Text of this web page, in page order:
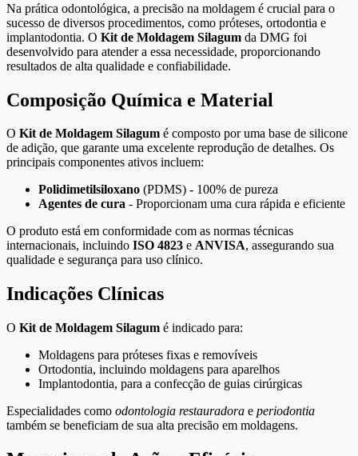
Na prática odontológica, a precisão na moldagem é crucial para o
sucesso de diversos procedimentos, como próteses, ortodontia e
implantodontia. O Kit de Moldagem Silagum da DMG foi
desenvolvido para atender a essa necessidade, proporcionando
resultados de alta qualidade e confiabilidade.
Composição Química e Material
O Kit de Moldagem Silagum é composto por uma base de silicone
de adição, que garante uma excelente reprodução de detalhes. Os
principais componentes ativos incluem:
Polidimetilsiloxano (PDMS) - 100% de pureza
Agentes de cura - Proporcionam uma cura rápida e eficiente
O produto está em conformidade com as normas técnicas
internacionais, incluindo ISO 4823 e ANVISA, assegurando sua
qualidade e segurança para uso clínico.
Indicações Clínicas
O Kit de Moldagem Silagum é indicado para:
Moldagens para próteses fixas e removíveis
Ortodontia, incluindo moldagens para aparelhos
Implantodontia, para a confecção de guias cirúrgicas
Especialidades como odontologia restauradora e periodontia
também se beneficiam de sua alta precisão em moldagens.